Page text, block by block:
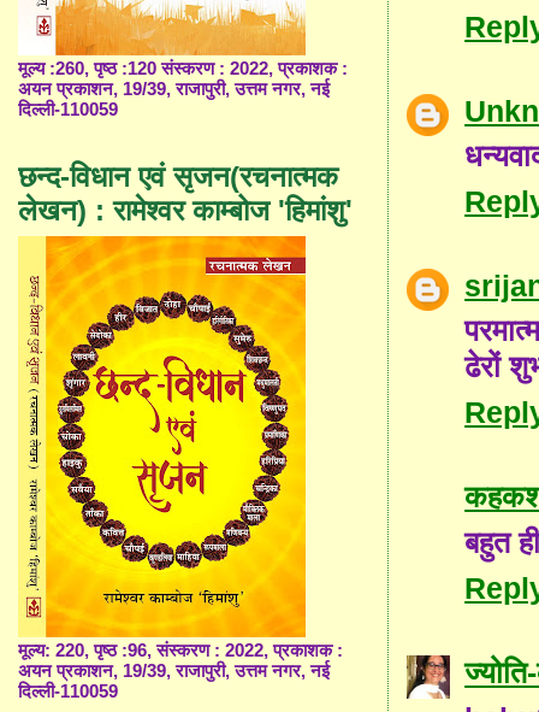
ढेरों
बहुत
मूल्य :260, पृष्ठ :120 संस्करण : 2022, प्रकाशक :
अयन प्रकाशन, 19/39, राजापुरी, उत्तम नगर, नई
दिल्ली-110059
छन्द-विधान एवं सृजन(रचनात्मक
लेखन) : रामेश्वर काम्बोज 'हिमांशु'
मूल्य: 220, पृष्ठ :96, संस्करण : 2022, प्रकाशक :
अयन प्रकाशन, 19/39, राजापुरी, उत्तम नगर, नई
दिल्ली-110059